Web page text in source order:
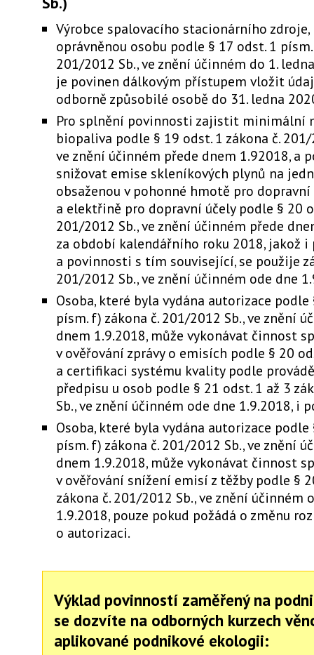
Výrobce spalovacího stacionárního
oprávněnou osobu podle § 17 odst. 1 písm.
201/2012 Sb., ve znění účinném do 1.
je povinen dálkovým přístupem vložit
odborně způsobilé osobě do 31. ledna
Pro splnění povinnosti zajistit minimální
biopaliva podle § 19 odst. 1 zákona č. 201/
ve znění účinném přede dnem 1.92018, a
snižovat emise skleníkových plynů na
obsaženou v pohonné hmotě pro dopravní
a elektřině pro dopravní účely podle § 20
201/2012 Sb., ve znění účinném přede
za období kalendářního roku 2018, jakož i
a povinnosti s tím související, se použije
201/2012 Sb., ve znění účinném ode dne
Osoba, které byla vydána autorizace podle
písm. f) zákona č. 201/2012 Sb., ve znění
dnem 1.9.2018, může vykonávat činnost
v ověřování zprávy o emisích podle § 20
a certifikaci systému kvality podle
předpisu u osob podle § 21 odst. 1 až 3
Sb., ve znění účinném ode dne 1.9.2018, i
Osoba, které byla vydána autorizace podle
písm. f) zákona č. 201/2012 Sb., ve znění
dnem 1.9.2018, může vykonávat činnost
v ověřování snížení emisí z těžby podle §
zákona č. 201/2012 Sb., ve znění účinném
1.9.2018, pouze pokud požádá o změnu
o autorizaci.
Výklad povinností zaměřený na
se dozvíte na odborných kurzech
aplikované podnikové ekologii: